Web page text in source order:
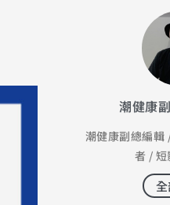
潮健康
潮健康副總編輯
者 / 短